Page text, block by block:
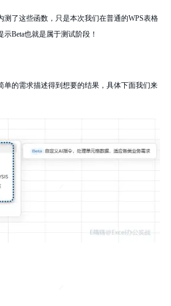
测了这些函数，只是本次我们在普通的WPS表格
Beta也就是属于测试阶段！
单的需求描述得到想要的结果，具体下面我们来